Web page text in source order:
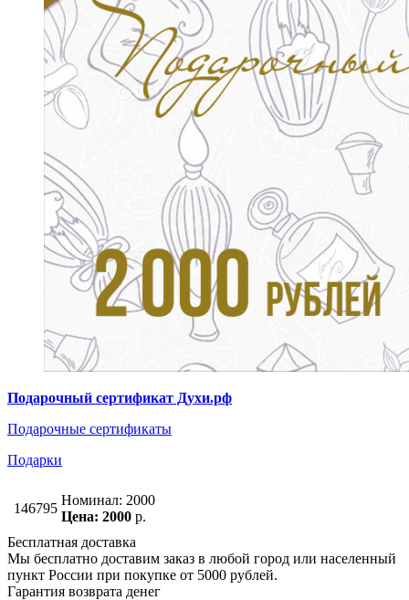
Подарочный сертификат Духи.рф
Подарочные сертификаты
Подарки
146795
Номинал: 2000
Цена: 2000 р.
Бесплатная доставка
Мы бесплатно доставим заказ в любой город или населенный
пункт России при покупке от 5000 рублей.
Гарантия возврата денег